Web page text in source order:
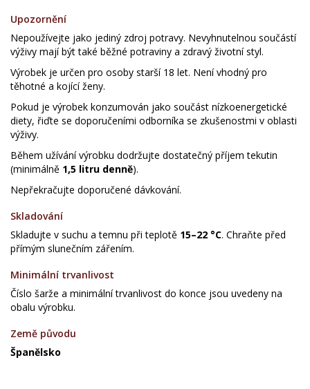
Upozornění
Nepoužívejte jako jediný zdroj potravy. Nevyhnutelnou součástí
výživy mají být také běžné potraviny a zdravý životní styl.
Výrobek je určen pro osoby starší 18 let. Není vhodný pro
těhotné a kojící ženy.
Pokud je výrobek konzumován jako součást nízkoenergetické
diety, řiďte se doporučeními odborníka se zkušenostmi v oblasti
výživy.
Během užívání výrobku dodržujte dostatečný příjem tekutin
(minimálně 1,5 litru denně).
Nepřekračujte doporučené dávkování.
Skladování
Skladujte v suchu a temnu při teplotě 15–22 °C. Chraňte před
přímým slunečním zářením.
Minimální trvanlivost
Číslo šarže a minimální trvanlivost do konce jsou uvedeny na
obalu výrobku.
Země původu
Španělsko